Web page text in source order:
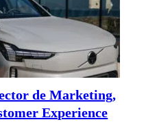
de Marketing,
Experience